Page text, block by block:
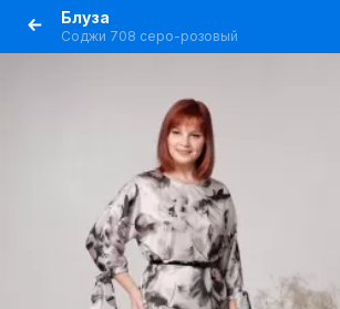
Блуза
Соджи 708 серо-розовый